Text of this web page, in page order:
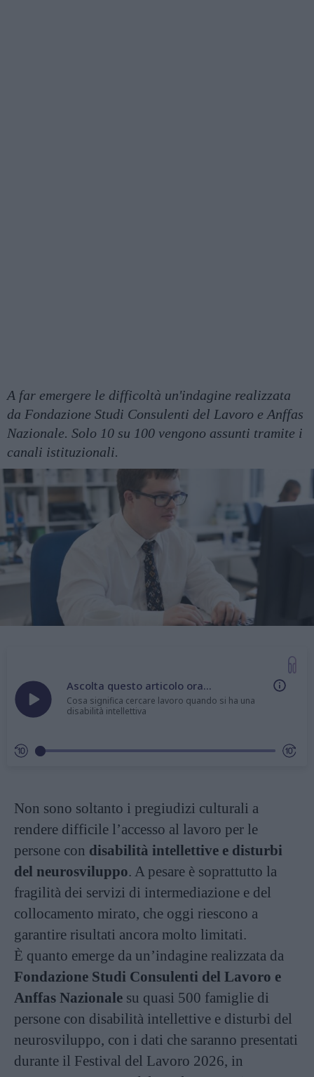
A far emergere le difficoltà un'indagine realizzata
da Fondazione Studi Consulenti del Lavoro e Anffas
Nazionale. Solo 10 su 100 vengono assunti tramite i
canali istituzionali.
Ascolta questo articolo ora...
Cosa significa cercare lavoro quando si ha una
disabilità intellettiva
Non sono soltanto i pregiudizi culturali a
rendere difficile l’accesso al lavoro per le
persone con disabilità intellettive e disturbi
del neurosviluppo. A pesare è soprattutto la
fragilità dei servizi di intermediazione e del
collocamento mirato, che oggi riescono a
garantire risultati ancora molto limitati.
È quanto emerge da un’indagine realizzata da
Fondazione Studi Consulenti del Lavoro e
Anffas Nazionale su quasi 500 famiglie di
persone con disabilità intellettive e disturbi del
neurosviluppo, con i dati che saranno presentati
durante il Festival del Lavoro 2026, in